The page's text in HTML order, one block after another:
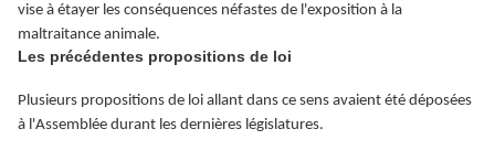
vise à étayer les conséquences néfastes de l'exposition à la
maltraitance animale.
Les précédentes propositions de loi
Plusieurs propositions de loi allant dans ce sens avaient été déposées
à l'Assemblée durant les dernières législatures.